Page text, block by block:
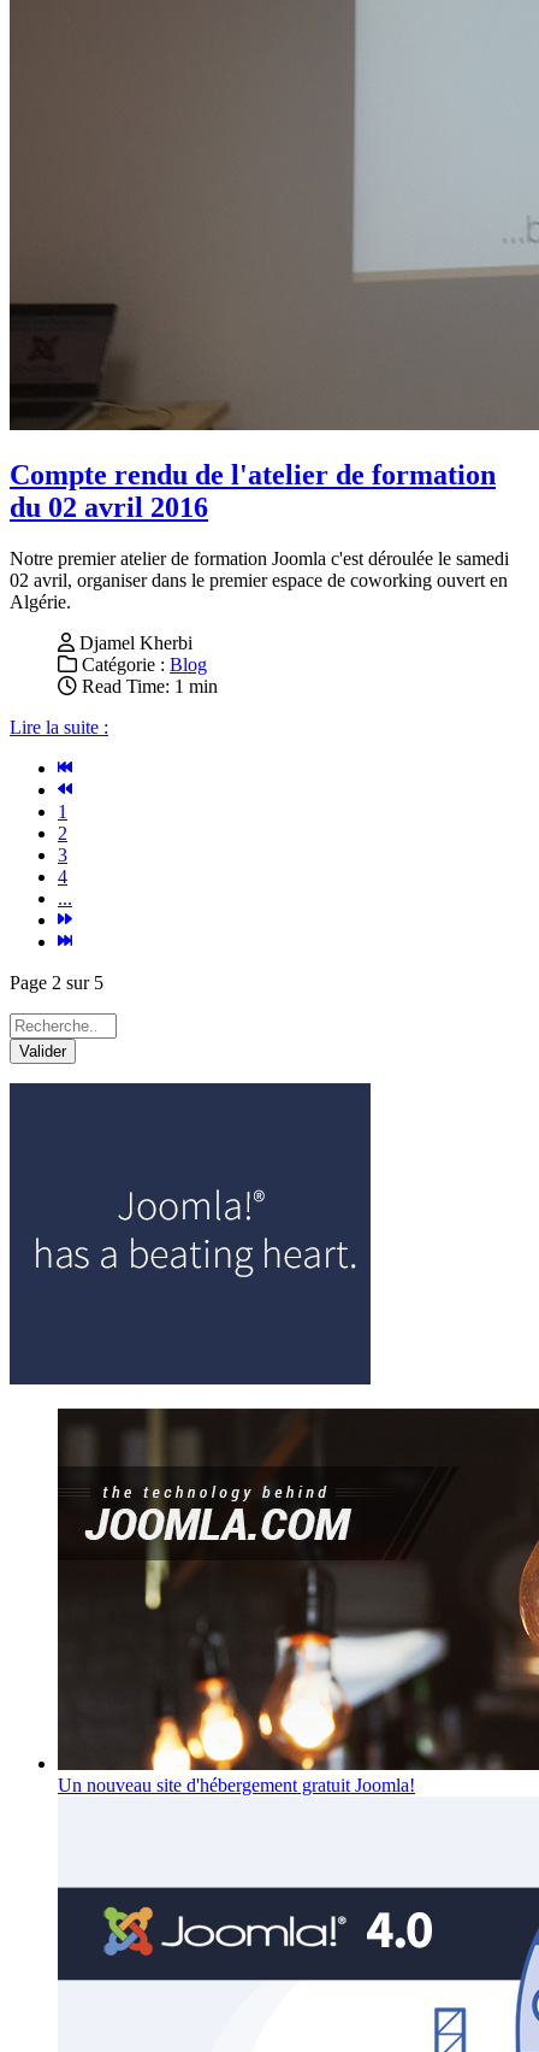
Compte rendu de l'atelier de formation
du 02 avril 2016
Notre premier atelier de formation Joomla c'est déroulée le samedi
02 avril, organiser dans le premier espace de coworking ouvert en
Algérie.
Djamel Kherbi
Catégorie : Blog
Read Time: 1 min
Lire la suite :
1
2
3
4
...
Page 2 sur 5
Valider
Un nouveau site d'hébergement gratuit Joomla!